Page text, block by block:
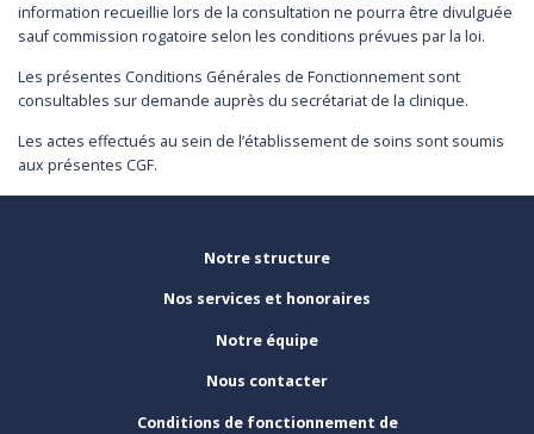
information recueillie lors de la consultation ne pourra être divulguée
sauf commission rogatoire selon les conditions prévues par la loi.
Les présentes Conditions Générales de Fonctionnement sont
consultables sur demande auprès du secrétariat de la clinique.
Les actes effectués au sein de l’établissement de soins sont soumis
aux présentes CGF.
Notre structure
Nos services et honoraires
Notre équipe
Nous contacter
Conditions de fonctionnement de